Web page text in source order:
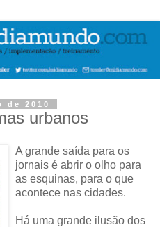
2010
urbanos
A grande saída para os
jornais é abrir o olho para
as esquinas, para o que
acontece nas cidades.
Há uma grande ilusão dos